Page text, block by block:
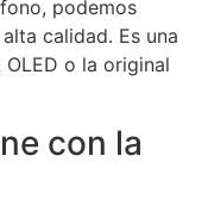
podemos
calidad. Es una
o la original
con la